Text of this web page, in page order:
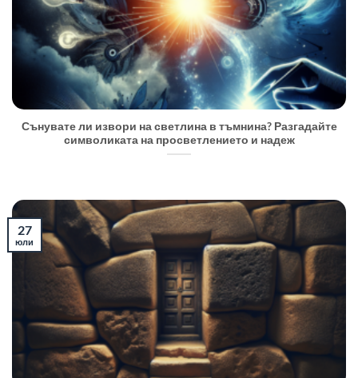
Сънувате ли извори на светлина в тъмнина? Разгадайте
символиката на просветлението и надеж
27
юли